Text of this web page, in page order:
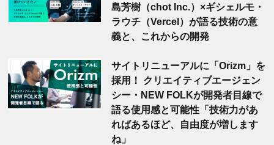
島芳樹（chot Inc.）×ギシェルモ・
ラウチ（Vercel）が語る技術の意
義と、これからの開発
サイトリニューアルに「Orizm」を
採用！ クリエイティブエージェン
シー・NEW FOLKが開発者目線で
語る使用感と可能性「技術力があ
ればあるほど、自由度が増します
ね」